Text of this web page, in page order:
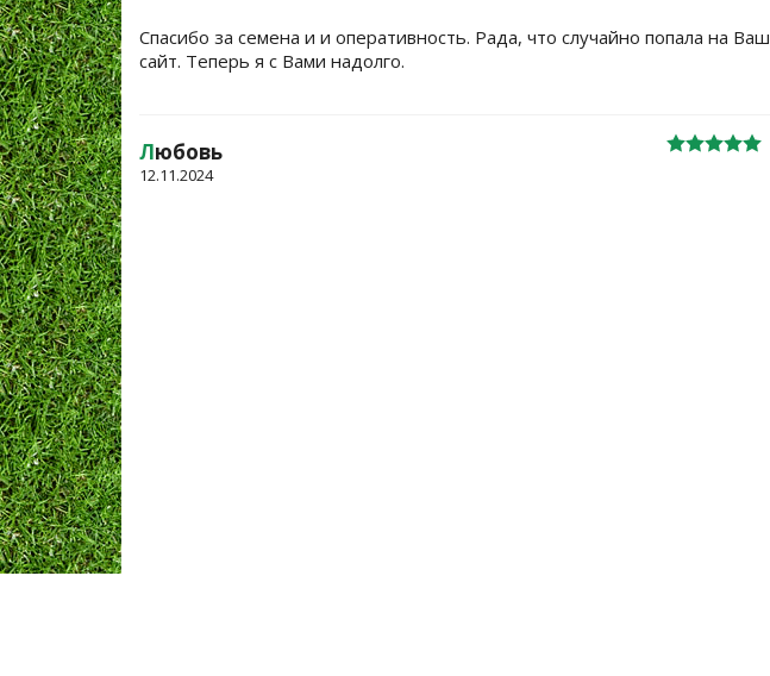
Спасибо за семена и и оперативность. Рада, что случайно попала на Ваш
сайт. Теперь я с Вами надолго.
Любовь
12.11.2024